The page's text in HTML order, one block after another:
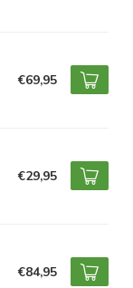
€69,95
€29,95
€84,95